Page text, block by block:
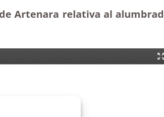
Artenara relativa al